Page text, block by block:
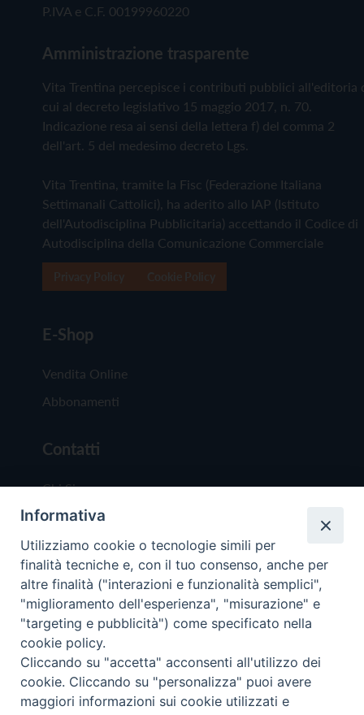
P.IVA e C.F. 00199960220
Amministrazione trasparente
Vita Trentina percepisce i contributi pubblici all'editoria
cui al decreto legislativo 15 maggio 2017, n. 70.
Indicazione resa ai sensi della lettera f) del comma 2
dell'art. 5 del medesimo decreto Lgs.
Vita Trentina, tramite la Fisc (Federazione Italiana
Settimanali Cattolici), ha aderito allo IAP (Istituto
dell'Autodisciplina Pubblicitaria) accettando il Codice di
Autodisciplina della Comunicazione Commerciale
E-Shop
Vendita Online
Abbonamenti
Contatti
Chi Siamo
Redazione
Scrivici
Copyright © 2019 - Tutti i diritti riservati - Vita
Trentina Editrice
Privacy Policy
Informativa
Utilizziamo cookie o tecnologie simili per
finalità tecniche e, con il tuo consenso, anche per
altre finalità ("interazioni e funzionalità semplici",
"miglioramento dell'esperienza", "misurazione" e
"targeting e pubblicità") come specificato nella
cookie policy.
Cliccando su "accetta" acconsenti all'utilizzo dei
cookie. Cliccando su "personalizza" puoi avere
maggiori informazioni sui cookie utilizzati e